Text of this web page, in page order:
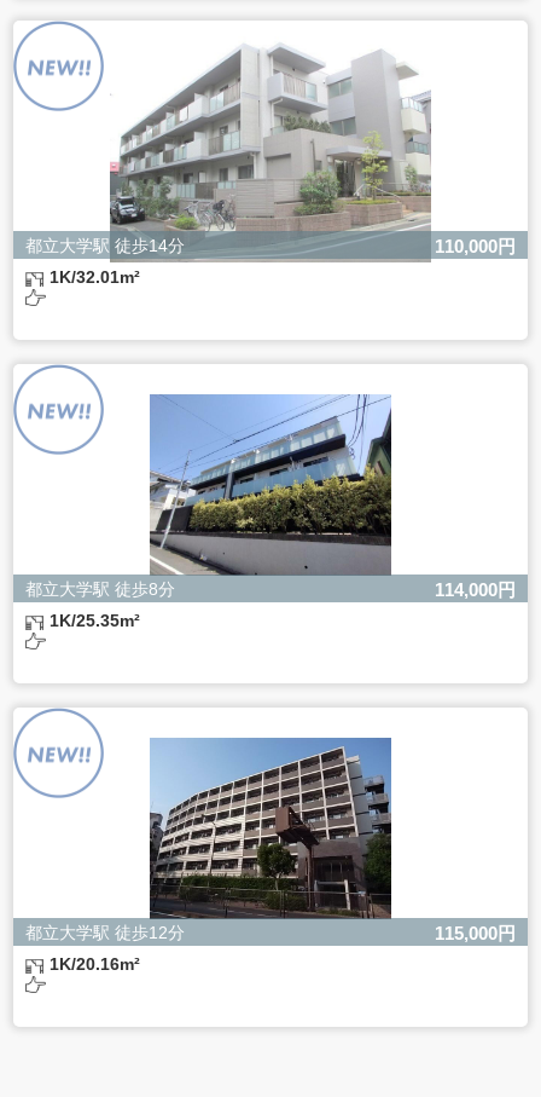
よるものです。
ただし、必要な項目をいただけない場合、適切な対応がで
きない場合があります。
都立大学駅 徒歩14分 110,000円
1K/32.01m²
都立大学駅 徒歩8分 114,000円
1K/25.35m²
都立大学駅 徒歩12分 115,000円
1K/20.16m²